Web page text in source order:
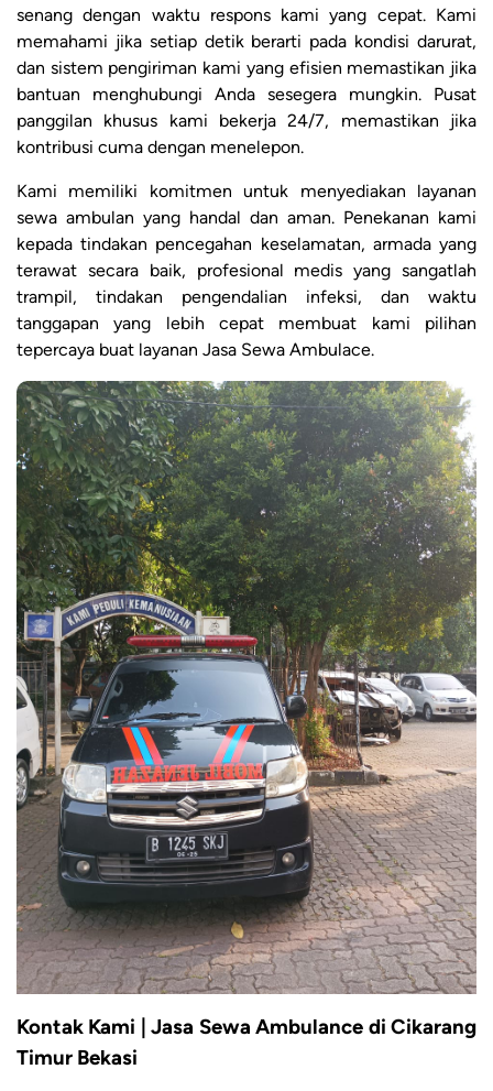
senang dengan waktu respons kami yang cepat. Kami
memahami jika setiap detik berarti pada kondisi darurat,
dan sistem pengiriman kami yang efisien memastikan jika
bantuan menghubungi Anda sesegera mungkin. Pusat
panggilan khusus kami bekerja 24/7, memastikan jika
kontribusi cuma dengan menelepon.
Kami memiliki komitmen untuk menyediakan layanan
sewa ambulan yang handal dan aman. Penekanan kami
kepada tindakan pencegahan keselamatan, armada yang
terawat secara baik, profesional medis yang sangatlah
trampil, tindakan pengendalian infeksi, dan waktu
tanggapan yang lebih cepat membuat kami pilihan
tepercaya buat layanan Jasa Sewa Ambulace.
Kontak Kami | Jasa Sewa Ambulance di Cikarang
Timur Bekasi